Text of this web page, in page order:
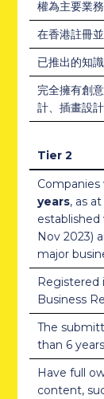
權為主要業
在香港註冊
已推出的知
完全擁有創
計、插畫設
Tier 2
years, as
Nov 2023)
major
Registered
Business
The
than 6
Have full
content,